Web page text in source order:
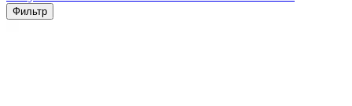
Фильтр